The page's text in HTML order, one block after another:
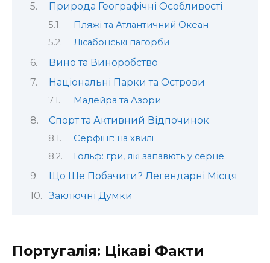
Природа Географічні Особливості
Пляжі та Атлантичний Океан
Лісабонські пагорби
Вино та Виноробство
Національні Парки та Острови
Мадейра та Азори
Спорт та Активний Відпочинок
Серфінг: на хвилі
Гольф: гри, які запавють у серце
Що Ще Побачити? Легендарні Місця
Заключні Думки
Португалія: Цікаві Факти